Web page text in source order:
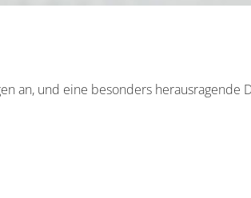
und eine besonders herausragende